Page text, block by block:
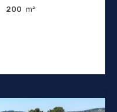
200 m²